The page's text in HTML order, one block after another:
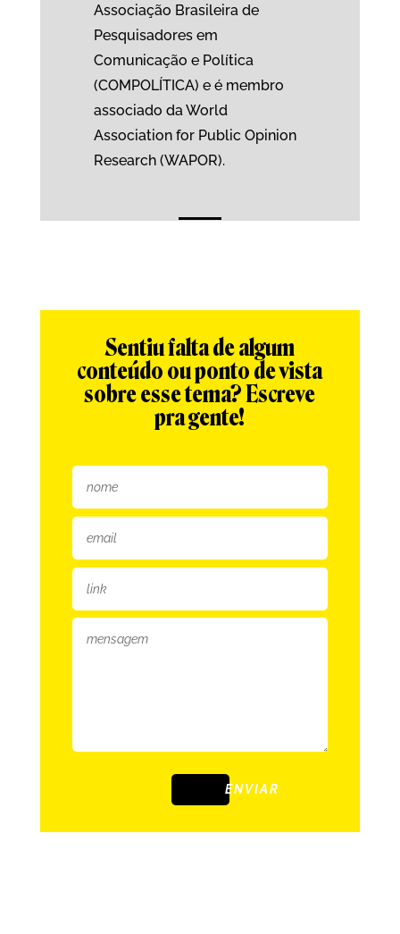
Associação Brasileira de
Pesquisadores em
Comunicação e Política
(COMPOLÍTICA) e é membro
associado da World
Association for Public Opinion
Research (WAPOR).
Sentiu falta de algum
conteúdo ou ponto de vista
sobre esse tema? Escreve
pra gente!
ENVIAR